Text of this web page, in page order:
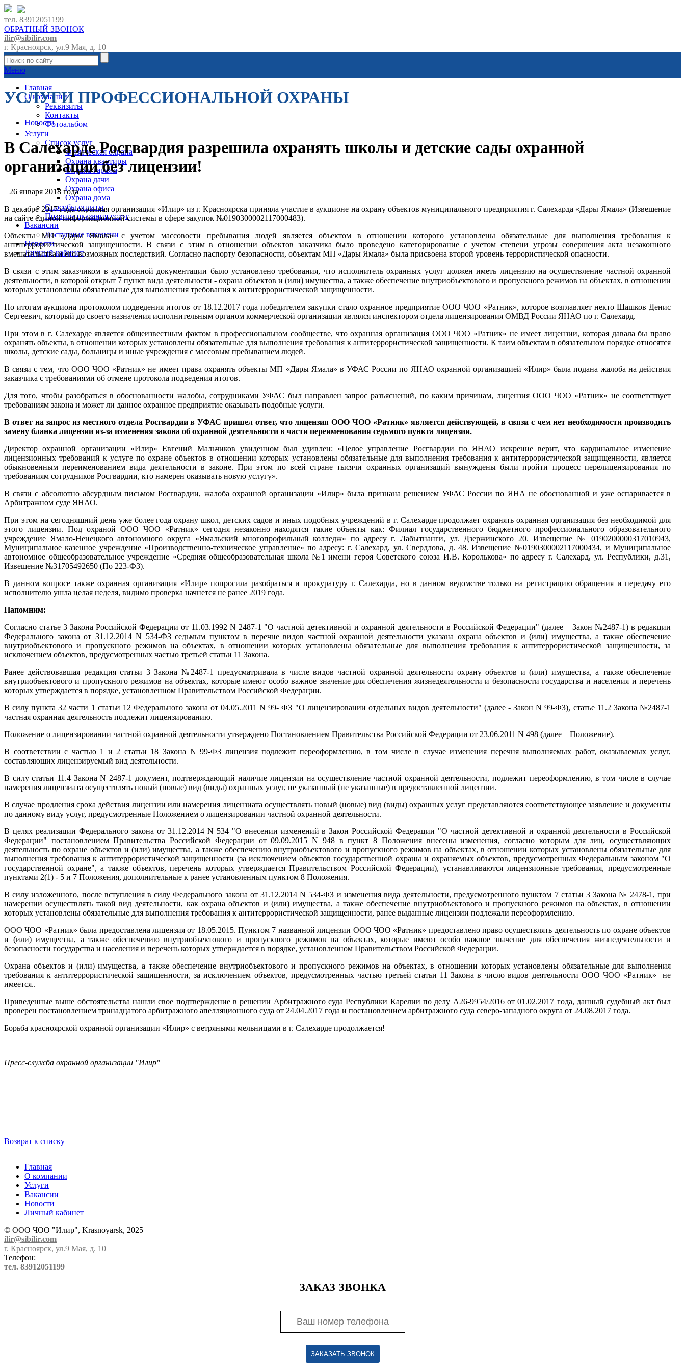
тел. 83912051199
ОБРАТНЫЙ ЗВОНОК
ilir@sibilir.com
г. Красноярск, ул.9 Мая, д. 10
Меню
Главная
О компании
Реквизиты
Контакты
Фотоальбом
Услуги
Список услуг
Физическая охрана
Охрана квартиры
Охрана гаража
Охрана дачи
Охрана офиса
Охрана дома
Способы оплаты
Правила оказания услуг
Вакансии
Доступные вакансии
Новости
Личный кабинет
УСЛУГИ ПРОФЕССИОНАЛЬНОЙ ОХРАНЫ
Новости
В Салехарде Росгвардия разрешила охранять школы и детские сады охранной
организации без лицензии!
26 января 2018 года
В декабре 2017 года охранная организация «Илир» из г. Красноярска приняла участие в аукционе на охрану объектов муниципального предприятия г. Салехарда «Дары Ямала» (Извещение
на сайте единой информационной системы в сфере закупок №0190300002117000483).
Объекты МП «Дары Ямала» с учетом массовости пребывания людей является объектом в отношении которого установлены обязательные для выполнения требования к
антитеррористической защищенности. В связи с этим в отношении объектов заказчика было проведено категорирование с учетом степени угрозы совершения акта незаконного
вмешательства и его возможных последствий. Согласно паспорту безопасности, объектам МП «Дары Ямала» была присвоена второй уровень террористической опасности.
В связи с этим заказчиком в аукционной документации было установлено требования, что исполнитель охранных услуг должен иметь лицензию на осуществление частной охранной
деятельности, в которой открыт 7 пункт вида деятельности - охрана объектов и (или) имущества, а также обеспечение внутриобъектового и пропускного режимов на объектах, в отношении
которых установлены обязательные для выполнения требования к антитеррористической защищенности.
По итогам аукциона протоколом подведения итогов от 18.12.2017 года победителем закупки стало охранное предприятие ООО ЧОО «Ратник», которое возглавляет некто Шашков Денис
Сергеевич, который до своего назначения исполнительным органом коммерческой организации являлся инспектором отдела лицензирования ОМВД России ЯНАО по г. Салехард.
При этом в г. Салехарде является общеизвестным фактом в профессиональном сообществе, что охранная организация ООО ЧОО «Ратник» не имеет лицензии, которая давала бы право
охранять объекты, в отношении которых установлены обязательные для выполнения требования к антитеррористической защищенности. К таим объектам в обязательном порядке относятся
школы, детские сады, больницы и иные учреждения с массовым пребыванием людей.
В связи с тем, что ООО ЧОО «Ратник» не имеет права охранять объекты МП «Дары Ямала» в УФАС России по ЯНАО охранной организацией «Илир» была подана жалоба на действия
заказчика с требованиями об отмене протокола подведения итогов.
Для того, чтобы разобраться в обоснованности жалобы, сотрудниками УФАС был направлен запрос разъяснений, по каким причинам, лицензия ООО ЧОО «Ратник» не соответствует
требованиям закона и может ли данное охранное предприятие оказывать подобные услуги.
В ответ на запрос из местного отдела Росгвардии в УФАС пришел ответ, что лицензия ООО ЧОО «Ратник» является действующей, в связи с чем нет необходимости производить
замену бланка лицензии из-за изменения закона об охранной деятельности в части переименования седьмого пункта лицензии.
Директор охранной организации «Илир» Евгений Мальчиков увиденном был удивлен: «Целое управление Росгвардии по ЯНАО искренне верит, что кардинальное изменение
лицензионных требований к услуге по охране объектов в отношении которых установлены обязательные для выполнения требования к антитеррористической защищенности, является
обыкновенным переименованием вида деятельности в законе. При этом по всей стране тысячи охранных организаций вынуждены были пройти процесс перелицензирования по
требованиям сотрудников Росгвардии, кто намерен оказывать новую услугу».
В связи с абсолютно абсурдным письмом Росгвардии, жалоба охранной организации «Илир» была признана решением УФАС России по ЯНА не обоснованной и уже оспаривается в
Арбитражном суде ЯНАО.
При этом на сегодняшний день уже более года охрану школ, детских садов и иных подобных учреждений в г. Салехарде продолжает охранять охранная организация без необходимой для
этого лицензии. Под охраной ООО ЧОО «Ратник» сегодня незаконно находятся такие объекты как: Филиал государственного бюджетного профессионального образовательного
учреждение Ямало-Ненецкого автономного округа «Ямальский многопрофильный колледж» по адресу г. Лабытнанги, ул. Дзержинского 20. Извещение № 0190200000317010943,
Муниципальное казенное учреждение «Производственно-техническое управление» по адресу: г. Салехард, ул. Свердлова, д. 48. Извещение №0190300002117000434, и Муниципальное
автономное общеобразовательное учреждение «Средняя общеобразовательная школа №1 имени героя Советского союза И.В. Королькова» по адресу г. Салехард, ул. Республики, д.31,
Извещение №31705492650 (По 223-ФЗ).
В данном вопросе также охранная организация «Илир» попросила разобраться и прокуратуру г. Салехарда, но в данном ведомстве только на регистрацию обращения и передачу его
исполнителю ушла целая неделя, видимо проверка начнется не ранее 2019 года.
Напомним:
Согласно статье 3 Закона Российской Федерации от 11.03.1992 N 2487-1 "О частной детективной и охранной деятельности в Российской Федерации" (далее – Закон №2487-1) в редакции
Федерального закона от 31.12.2014 N 534-ФЗ седьмым пунктом в перечне видов частной охранной деятельности указана охрана объектов и (или) имущества, а также обеспечение
внутриобъектового и пропускного режимов на объектах, в отношении которых установлены обязательные для выполнения требования к антитеррористической защищенности, за
исключением объектов, предусмотренных частью третьей статьи 11 Закона.
Ранее действовавшая редакция статьи 3 Закона №2487-1 предусматривала в числе видов частной охранной деятельности охрану объектов и (или) имущества, а также обеспечение
внутриобъектового и пропускного режимов на объектах, которые имеют особо важное значение для обеспечения жизнедеятельности и безопасности государства и населения и перечень
которых утверждается в порядке, установленном Правительством Российской Федерации.
В силу пункта 32 части 1 статьи 12 Федерального закона от 04.05.2011 N 99- ФЗ "О лицензировании отдельных видов деятельности" (далее - Закон N 99-ФЗ), статье 11.2 Закона №2487-1
частная охранная деятельность подлежит лицензированию.
Положение о лицензировании частной охранной деятельности утверждено Постановлением Правительства Российской Федерации от 23.06.2011 N 498 (далее – Положение).
В соответствии с частью 1 и 2 статьи 18 Закона N 99-ФЗ лицензия подлежит переоформлению, в том числе в случае изменения перечня выполняемых работ, оказываемых услуг,
составляющих лицензируемый вид деятельности.
В силу статьи 11.4 Закона N 2487-1 документ, подтверждающий наличие лицензии на осуществление частной охранной деятельности, подлежит переоформлению, в том числе в случае
намерения лицензиата осуществлять новый (новые) вид (виды) охранных услуг, не указанный (не указанные) в предоставленной лицензии.
В случае продления срока действия лицензии или намерения лицензиата осуществлять новый (новые) вид (виды) охранных услуг представляются соответствующее заявление и документы
по данному виду услуг, предусмотренные Положением о лицензировании частной охранной деятельности.
В целях реализации Федерального закона от 31.12.2014 N 534 "О внесении изменений в Закон Российской Федерации "О частной детективной и охранной деятельности в Российской
Федерации" постановлением Правительства Российской Федерации от 09.09.2015 N 948 в пункт 8 Положения внесены изменения, согласно которым для лиц, осуществляющих
деятельность по охране объектов и (или) имущества, а также обеспечению внутриобъектового и пропускного режимов на объектах, в отношении которых установлены обязательные для
выполнения требования к антитеррористической защищенности (за исключением объектов государственной охраны и охраняемых объектов, предусмотренных Федеральным законом "О
государственной охране", а также объектов, перечень которых утверждается Правительством Российской Федерации), устанавливаются лицензионные требования, предусмотренные
пунктами 2(1) - 5 и 7 Положения, дополнительные к ранее установленным пунктом 8 Положения.
В силу изложенного, после вступления в силу Федерального закона от 31.12.2014 N 534-ФЗ и изменения вида деятельности, предусмотренного пунктом 7 статьи 3 Закона № 2478-1, при
намерении осуществлять такой вид деятельности, как охрана объектов и (или) имущества, а также обеспечение внутриобъектового и пропускного режимов на объектах, в отношении
которых установлены обязательные для выполнения требования к антитеррористической защищенности, ранее выданные лицензии подлежали переоформлению.
ООО ЧОО «Ратник» была предоставлена лицензия от 18.05.2015. Пунктом 7 названной лицензии ООО ЧОО «Ратник» предоставлено право осуществлять деятельность по охране объектов
и (или) имущества, а также обеспечению внутриобъектового и пропускного режимов на объектах, которые имеют особо важное значение для обеспечения жизнедеятельности и
безопасности государства и населения и перечень которых утверждается в порядке, установленном Правительством Российской Федерации.
Охрана объектов и (или) имущества, а также обеспечение внутриобъектового и пропускного режимов на объектах, в отношении которых установлены обязательные для выполнения
требования к антитеррористической защищенности, за исключением объектов, предусмотренных частью третьей статьи 11 Закона в число видов деятельности ООО ЧОО «Ратник» не
имеется..
Приведенные выше обстоятельства нашли свое подтверждение в решении Арбитражного суда Республики Карелии по делу А26-9954/2016 от 01.02.2017 года, данный судебный акт был
проверен постановлением тринадцатого арбитражного апелляционного суда от 24.04.2017 года и постановлением арбитражного суда северо-западного округа от 24.08.2017 года.
Борьба красноярской охранной организации «Илир» с ветряными мельницами в г. Салехарде продолжается!
Пресс-служба охранной организации "Илир"
Возврат к списку
Главная
О компании
Услуги
Вакансии
Новости
Личный кабинет
© ООО ЧОО "Илир", Krasnoyarsk, 2025
ilir@sibilir.com
г. Красноярск, ул.9 Мая, д. 10
Телефон:
тел. 83912051199
ЗАКАЗ ЗВОНКА
ЗАКАЗАТЬ ЗВОНОК